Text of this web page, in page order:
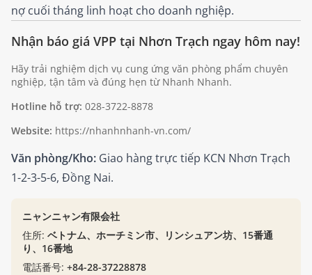
nợ cuối tháng linh hoạt cho doanh nghiệp.
Nhận báo giá VPP tại Nhơn Trạch ngay hôm nay!
Hãy trải nghiệm dịch vụ cung ứng văn phòng phẩm chuyên
nghiệp, tận tâm và đúng hẹn từ Nhanh Nhanh.
Hotline hỗ trợ: 028-3722-8878
Website: https://nhanhnhanh-vn.com/
Văn phòng/Kho: Giao hàng trực tiếp KCN Nhơn Trạch
1-2-3-5-6, Đồng Nai.
ニャンニャン有限会社
住所: ベトナム、ホーチミン市、リンシュアン坊、15番通
り、16番地
電話番号: +84-28-37228878